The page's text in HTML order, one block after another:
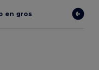
en gros